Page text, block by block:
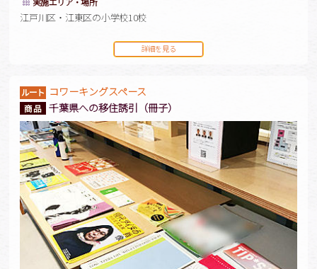
江戸川区・江東区の小学校10校
詳細を見る
コワーキングスペース
千葉県への移住誘引（冊子）